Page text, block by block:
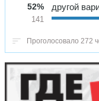
52%
141
другой
Проголосовало 272